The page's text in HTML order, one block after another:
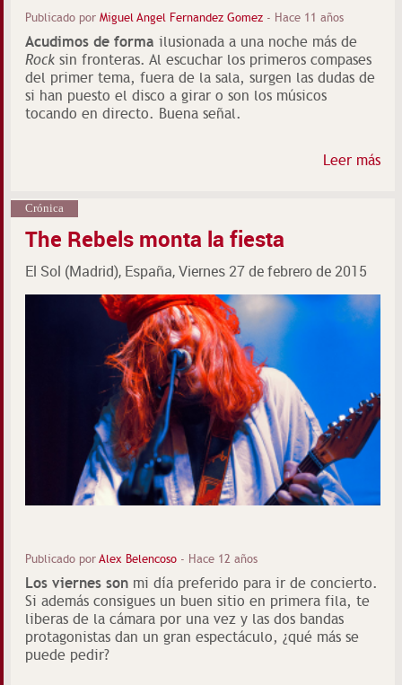
Publicado por Miguel Angel Fernandez Gomez - Hace 11 años
Acudimos de forma ilusionada a una noche más de
Rock sin fronteras. Al escuchar los primeros compases
del primer tema, fuera de la sala, surgen las dudas de
si han puesto el disco a girar o son los músicos
tocando en directo. Buena señal.
Leer más
Crónica
The Rebels monta la fiesta
El Sol (Madrid), España, Viernes 27 de febrero de 2015
Publicado porAlex Belencoso - Hace 12 años
Los viernes son mi día preferido para ir de concierto.
Si además consigues un buen sitio en primera fila, te
liberas de la cámara por una vez y las dos bandas
protagonistas dan un gran espectáculo, ¿qué más se
puede pedir?